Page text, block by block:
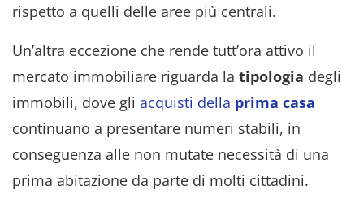
rispetto a quelli delle aree più centrali.
Un’altra eccezione che rende tutt’ora attivo il
mercato immobiliare riguarda la tipologia degli
immobili, dove gli acquisti della prima casa
continuano a presentare numeri stabili, in
conseguenza alle non mutate necessità di una
prima abitazione da parte di molti cittadini.